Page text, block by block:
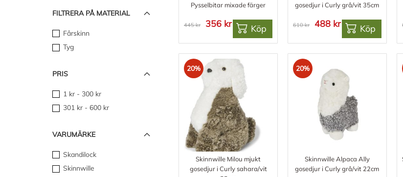
Pysselbitar mixade färger
445 kr 356 kr Köp
gosedjur i Curly grå/vit 35cm
610 kr 488 kr Köp
20%
Skinnwille Milou mjukt
gosedjur i Curly sahara/vit
20%
Skinnwille Alpaca Ally
gosedjur i Curly grå/vit 22cm
FILTRERA PÅ MATERIAL
Fårskinn
Tyg
PRIS
1 kr- 300 kr
301 kr- 600 kr
VARUMÄRKE
Skandilock
Skinnwille